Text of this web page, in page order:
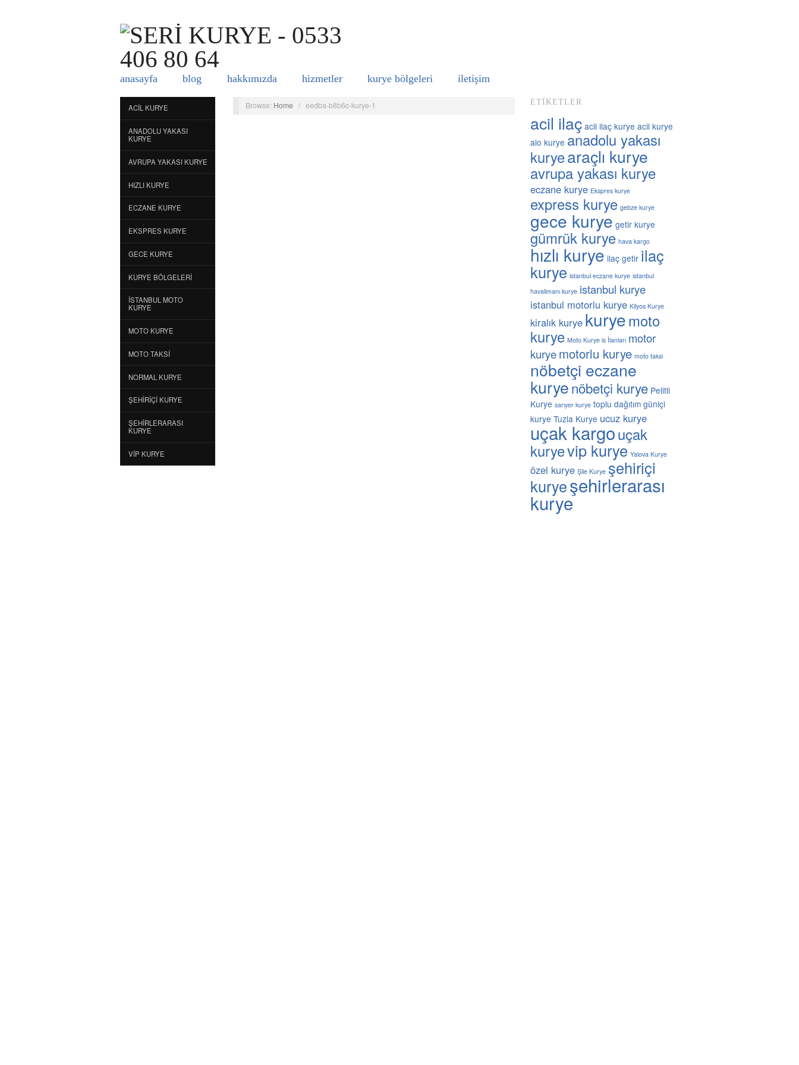
anasayfa blog hakkımızda hizmetler kurye bölgeleri i̇letişim
ACIL KURYE
ANADOLU YAKASI
KURYE
AVRUPA YAKASI KURYE
HIZLI KURYE
ECZANE KURYE
EKSPRES KURYE
GECE KURYE
KURYE BÖLGELERI
İSTANBUL MOTO
KURYE
MOTO KURYE
MOTO TAKSI
NORMAL KURYE
ŞEHIRIÇI KURYE
ŞEHIRLERARASI
KURYE
VIP KURYE
Browse: Home / eedba-b8b6c-kurye-1 ETIKETLER
acil ilaç acil ilaç kurye acil kurye
alo kurye anadolu yakası
kuryearaçlı kurye
avrupa yakası kurye
eczane kurye Ekspres kurye
express kurye gebze kurye
gece kurye getir kurye
gümrük kurye hava kargo
hızlı kurye ilaç getir ilaç
kurye istanbul eczane kurye istanbul
havalimanı kurye istanbul kurye
istanbul motorlu kurye Kilyos Kurye
kiralık kurye kuryemoto
kurye Moto Kurye is İlanları motor
kuryemotorlu kurye moto taksi
nöbetçi eczane
kuryenöbetçi kurye Pelitli
Kurye sarıyer kurye toplu dağıtım güniçi
kurye Tuzla Kurye ucuz kurye
uçak kargouçak
kuryevip kurye Yalova Kurye
özel kurye Şile Kurye şehiriçi
kuryeşehirlerarası
kurye